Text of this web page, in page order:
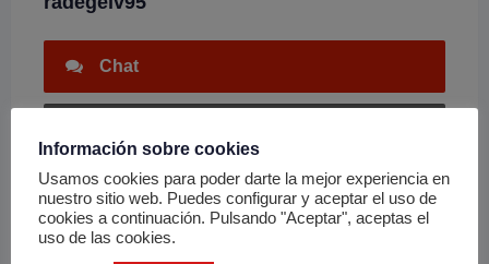
Chat
Anuncios relacionados
Información sobre cookies
Usamos cookies para poder darte la mejor experiencia en
nuestro sitio web. Puedes configurar y aceptar el uso de
cookies a continuación. Pulsando "Aceptar", aceptas el
uso de las cookies.